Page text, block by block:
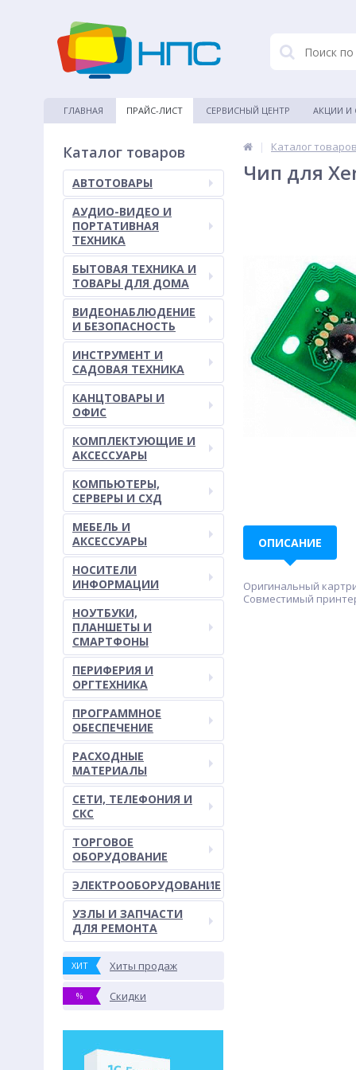
ГЛАВНАЯ ПРАЙС-ЛИСТ СЕРВИСНЫЙ ЦЕНТР АКЦИИ И
Каталог товаров
АВТОТОВАРЫ
АУДИО-ВИДЕО И
ПОРТАТИВНАЯ
ТЕХНИКА
БЫТОВАЯ ТЕХНИКА И
ТОВАРЫ ДЛЯ ДОМА
ВИДЕОНАБЛЮДЕНИЕ
И БЕЗОПАСНОСТЬ
ИНСТРУМЕНТ И
САДОВАЯ ТЕХНИКА
КАНЦТОВАРЫ И
ОФИС
КОМПЛЕКТУЮЩИЕ И
АКСЕССУАРЫ
КОМПЬЮТЕРЫ,
СЕРВЕРЫ И СХД
МЕБЕЛЬ И
АКСЕССУАРЫ
НОСИТЕЛИ
ИНФОРМАЦИИ
НОУТБУКИ,
ПЛАНШЕТЫ И
СМАРТФОНЫ
ПЕРИФЕРИЯ И
ОРГТЕХНИКА
ПРОГРАММНОЕ
ОБЕСПЕЧЕНИЕ
РАСХОДНЫЕ
МАТЕРИАЛЫ
СЕТИ, ТЕЛЕФОНИЯ И
СКС
ТОРГОВОЕ
ОБОРУДОВАНИЕ
ЭЛЕКТРООБОРУДОВАНИЕ
УЗЛЫ И ЗАПЧАСТИ
ДЛЯ РЕМОНТА
ХИТ Хиты продаж
% Скидки
| Каталог товаров
Чип для
ОПИСАНИЕ
Оригинальный
Совместимый